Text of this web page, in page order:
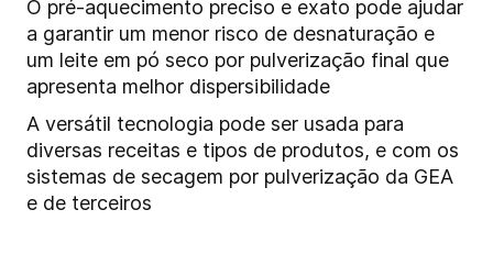
O pré-aquecimento preciso e exato pode ajudar
a garantir um menor risco de desnaturação e
um leite em pó seco por pulverização final que
apresenta melhor dispersibilidade
A versátil tecnologia pode ser usada para
diversas receitas e tipos de produtos, e com os
sistemas de secagem por pulverização da GEA
e de terceiros